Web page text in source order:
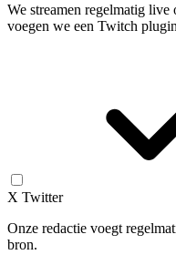
We streamen regelmatig
voegen we een Twitch
X Twitter
Onze redactie voegt
bron.